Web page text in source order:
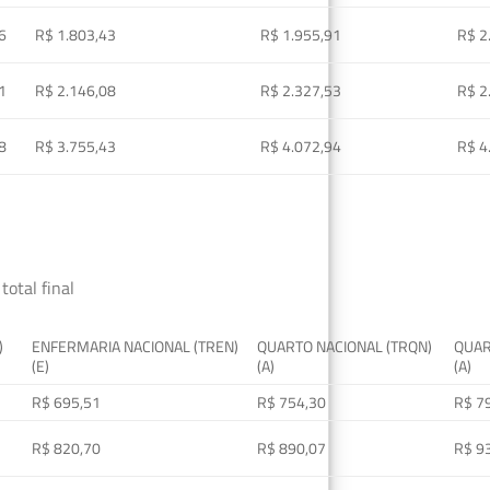
R$ 1.803,43 R$ 1.955,91 R$
R$ 2.146,08 R$ 2.327,53 R$
R$ 3.755,43 R$ 4.072,94 R$
total final
ENFERMARIA NACIONAL (TREN)
(E)
QUARTO NACIONAL (TRQN)
(A)
(A)
R$ 695,51
R$ 754,30
R$
R$ 820,70
R$ 890,07 R$